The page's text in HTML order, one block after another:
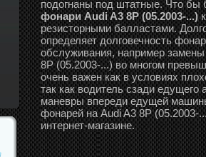
подогнаны под штатные. Что бы
фонари Audi A3 8P (05.2003-...)
резисторными балластами.
определяет долговечность
обслуживания, например
8P (05.2003-...) во многом
очень важен как в условиях
так как водитель сзади едущего
маневры впереди едущей
фонарей на Audi A3 8P (05.2003-
интернет-магазине.